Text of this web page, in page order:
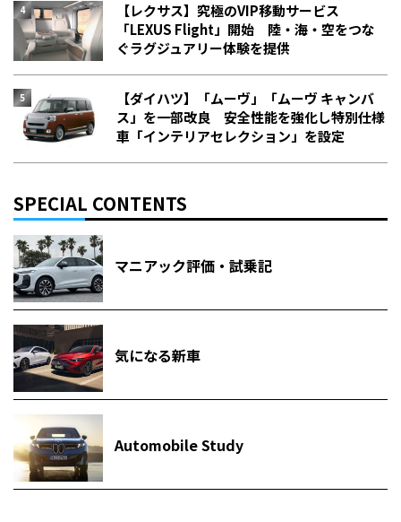
【レクサス】究極のVIP移動サービス
「LEXUS Flight」開始 陸・海・空をつな
ぐラグジュアリー体験を提供
【ダイハツ】「ムーヴ」「ムーヴ キャンバ
ス」を一部改良 安全性能を強化し特別仕様
車「インテリアセレクション」を設定
SPECIAL CONTENTS
マニアック評価・試乗記
気になる新車
Automobile Study